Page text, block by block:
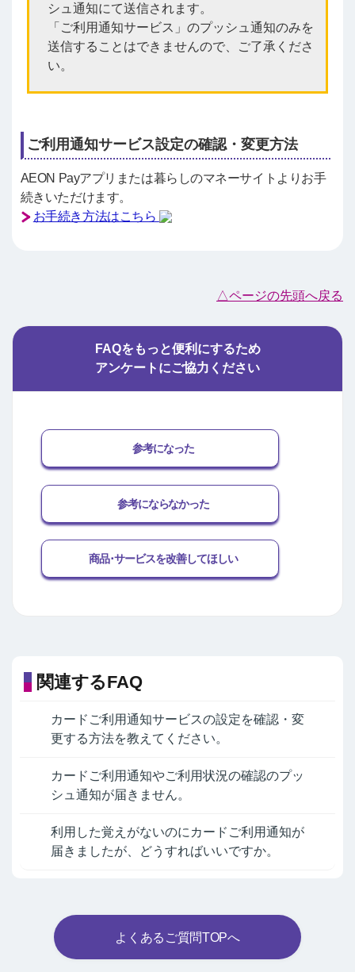
シュ通知にて送信されます。
「ご利用通知サービス」のプッシュ通知のみを
送信することはできませんので、ご了承くださ
い。
ご利用通知サービス設定の確認・変更方法
AEON Payアプリまたは暮らしのマネーサイトよりお手
続きいただけます。
お手続き方法はこちら
△ページの先頭へ戻る
FAQをもっと便利にするため
アンケートにご協力ください
参考になった
参考にならなかった
商品･サービスを改善してほしい
関連するFAQ
カードご利用通知サービスの設定を確認・変
更する方法を教えてください。
カードご利用通知やご利用状況の確認のプッ
シュ通知が届きません。
利用した覚えがないのにカードご利用通知が
届きましたが、どうすればいいですか。
よくあるご質問TOPへ